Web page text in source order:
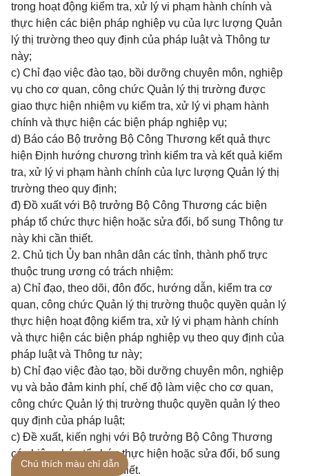
trong hoạt động kiểm tra, xử lý vi phạm hành chính và
thực hiện các biện pháp nghiệp vụ của lực lượng Quản
lý thị trường theo quy định của pháp luật và Thông tư
này;
c) Chỉ đạo việc đào tạo, bồi dưỡng chuyên môn, nghiệp
vụ cho cơ quan, công chức Quản lý thị trường được
giao thực hiện nhiệm vụ kiểm tra, xử lý vi phạm hành
chính và thực hiện các biện pháp nghiệp vụ;
d) Báo cáo Bộ trưởng Bộ Công Thương kết quả thực
hiện Định hướng chương trình kiểm tra và kết quả kiểm
tra, xử lý vi phạm hành chính của lực lượng Quản lý thị
trường theo quy định;
đ) Đồ xuất với Bộ trưởng Bộ Công Thương các biện
pháp tổ chức thực hiện hoặc sửa đổi, bổ sung Thông tư
này khi cần thiết.
2. Chủ tịch Ủy ban nhân dân các tỉnh, thành phố trực
thuộc trung ương có trách nhiệm:
a) Chỉ đạo, theo dõi, đôn đốc, hướng dẫn, kiểm tra cơ
quan, công chức Quản lý thị trường thuộc quyền quản lý
thực hiện hoạt động kiểm tra, xử lý vi phạm hành chính
và thực hiện các biện pháp nghiệp vụ theo quy định của
pháp luật và Thông tư này;
b) Chỉ đạo việc đào tạo, bồi dưỡng chuyên môn, nghiệp
vụ và bảo đảm kinh phí, chế độ làm việc cho cơ quan,
công chức Quản lý thị trường thuộc quyền quản lý theo
quy định của pháp luật;
c) Đề xuất, kiến nghị với Bộ trưởng Bộ Công Thương
các biện pháp tổ chức thực hiện hoặc sửa đổi, bổ sung
Thông tư này khi cần thiết.
Chú thích màu chỉ dẫn